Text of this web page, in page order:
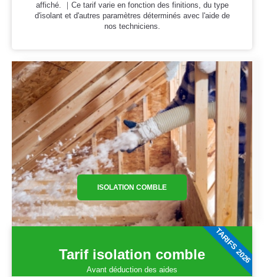
affiché. ｜Ce tarif varie en fonction des finitions, du type
d'isolant et d'autres paramètres déterminés avec l'aide de
nos techniciens.
ISOLATION COMBLE
Tarif isolation comble
Avant déduction des aides
TARIFS 2026